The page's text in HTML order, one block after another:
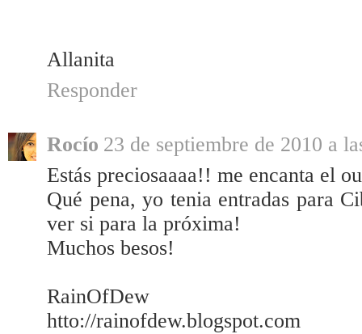
Allanita
Responder
Rocío 23 de septiembre de 2010 a
Estás preciosaaaa!! me encanta el
Qué pena, yo tenia entradas para
ver si para la próxima!
Muchos besos!
RainOfDew
htto://rainofdew.blogspot.com